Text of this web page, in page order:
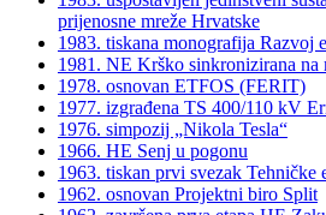
prijenosne mreže Hrvatske
1983. tiskana monografija Razvoj
1981. NE Krško sinkronizirana na
1978. osnovan ETFOS (FERIT)
1977. izgrađena TS 400/110 kV
1976. simpozij „Nikola Tesla“
1966. HE Senj u pogonu
1963. tiskan prvi svezak Tehničke
1962. osnovan Projektni biro Split